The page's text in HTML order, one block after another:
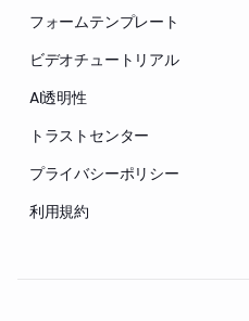
フォームテンプレート
ビデオチュートリアル
AI透明性
トラストセンター
プライバシーポリシー
利用規約